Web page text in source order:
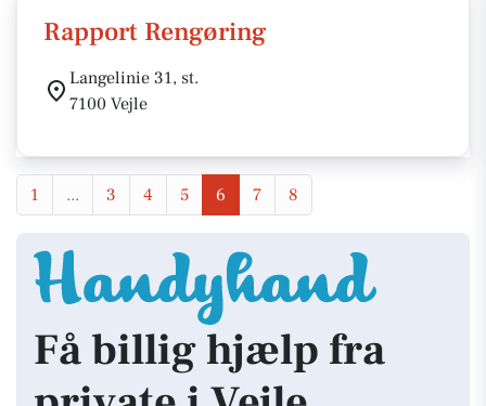
Rapport Rengøring
Langelinie 31, st.
7100 Vejle
1 ... 3 4 5 6 7 8
Få billig hjælp fra